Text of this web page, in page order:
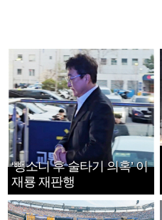
‘뺑소니 후 술타기 의혹’ 이
재룡 재판행